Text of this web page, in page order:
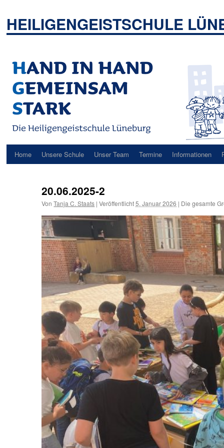
springen
HEILIGENGEISTSCHULE
Home Unsere Schule Unser Team Termine Informationen
20.06.2025-2
Von Tanja C. Staats | Veröffentlicht 5. Januar 2026 | Die gesamte